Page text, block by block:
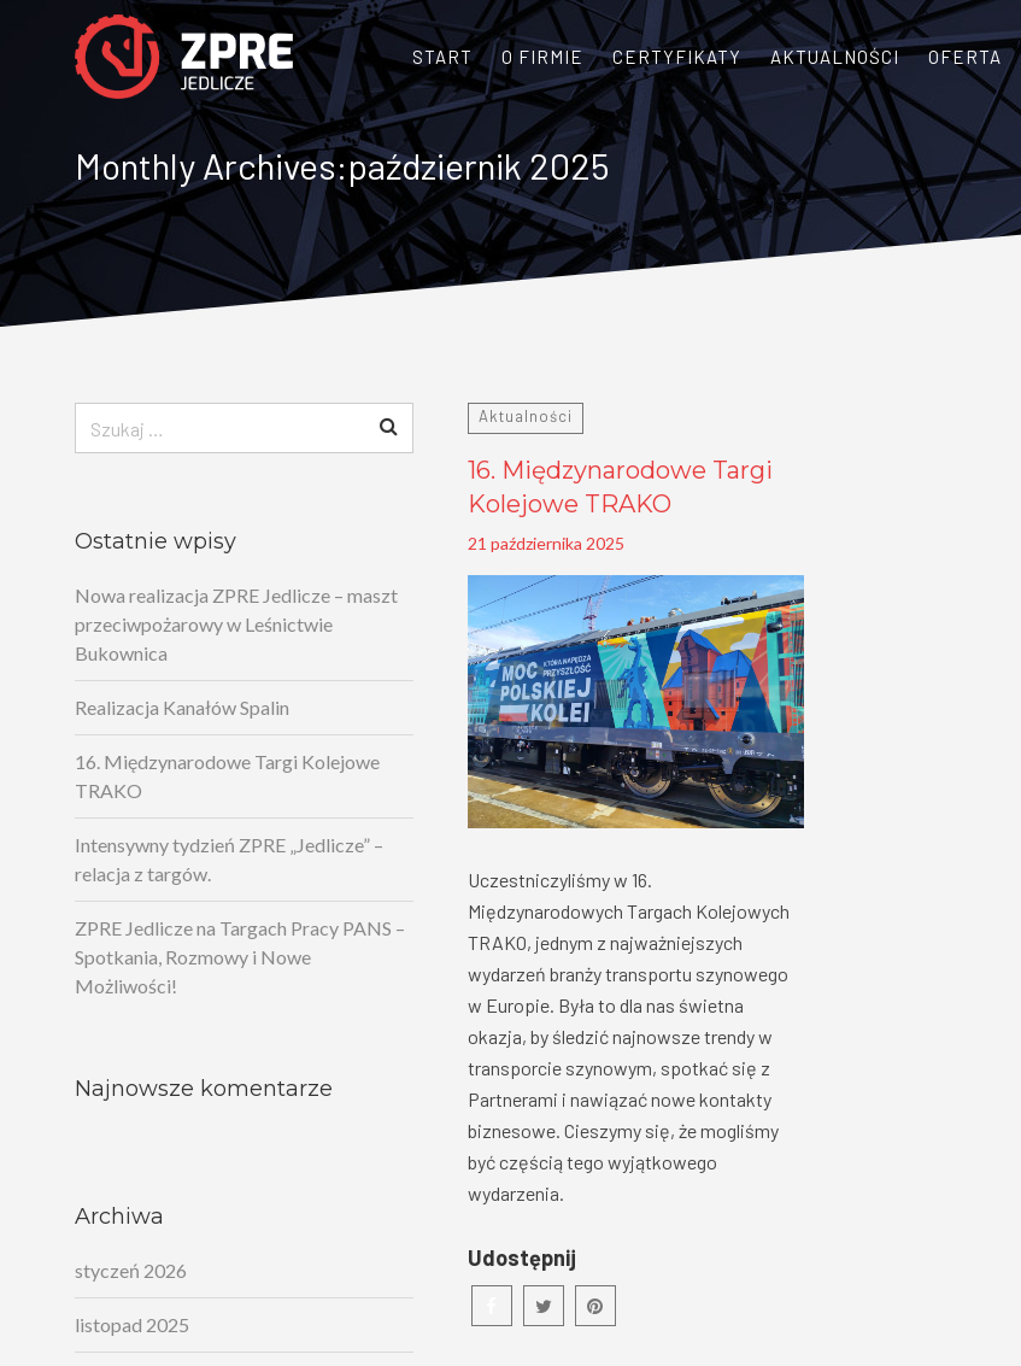
START O FIRMIE CERTYFIKATY AKTUALNOŚCI OFERTA
Szukaj:
Monthly Archives:październik 2025
Aktualności
16. Międzynarodowe Targi
Kolejowe TRAKO
21 października 2025
Uczestniczyliśmy w 16.
Międzynarodowych Targach Kolejowych
TRAKO, jednym z najważniejszych
wydarzeń branży transportu szynowego
w Europie. Była to dla nas świetna
okazja, by śledzić najnowsze trendy w
transporcie szynowym, spotkać się z
Partnerami i nawiązać nowe kontakty
biznesowe. Cieszymy się, że mogliśmy
być częścią tego wyjątkowego
wydarzenia.
Udostępnij
Ostatnie wpisy
Nowa realizacja ZPRE Jedlicze – maszt
przeciwpożarowy w Leśnictwie
Bukownica
Realizacja Kanałów Spalin
16. Międzynarodowe Targi Kolejowe
TRAKO
Intensywny tydzień ZPRE „Jedlicze” –
relacja z targów.
ZPRE Jedlicze na Targach Pracy PANS –
Spotkania, Rozmowy i Nowe
Możliwości!
Najnowsze komentarze
Archiwa
styczeń 2026
listopad 2025